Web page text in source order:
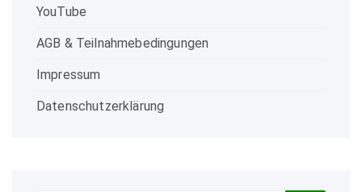
YouTube
AGB & Teilnahmebedingungen
Impressum
Datenschutzerklärung